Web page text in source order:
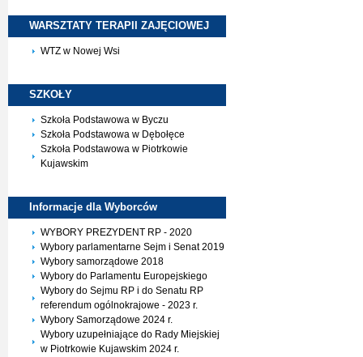
WARSZTATY TERAPII ZAJĘCIOWEJ
WTZ w Nowej Wsi
SZKOŁY
Szkoła Podstawowa w Byczu
Szkoła Podstawowa w Dębołęce
Szkoła Podstawowa w Piotrkowie
Kujawskim
Informacje dla Wyborców
WYBORY PREZYDENT RP - 2020
Wybory parlamentarne Sejm i Senat 2019
Wybory samorządowe 2018
Wybory do Parlamentu Europejskiego
Wybory do Sejmu RP i do Senatu RP
referendum ogólnokrajowe - 2023 r.
Wybory Samorządowe 2024 r.
Wybory uzupełniające do Rady Miejskiej
w Piotrkowie Kujawskim 2024 r.